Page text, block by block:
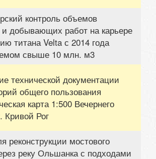
контроль объемов
добывающих работ на карьере
титана Velta с 2014 года
свыше 10 млн. м3
технической документации
общего пользования
карта 1:500 Вечернего
Кривой Рог
реконструкции мостового
реку Ольшанка с подходами